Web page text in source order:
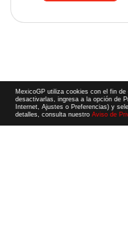
MexicoGP utiliza cookies con el fin
desactivarlas, ingresa a la opción de
Internet, Ajustes o Preferencias) y
detalles, consulta nuestroAviso de